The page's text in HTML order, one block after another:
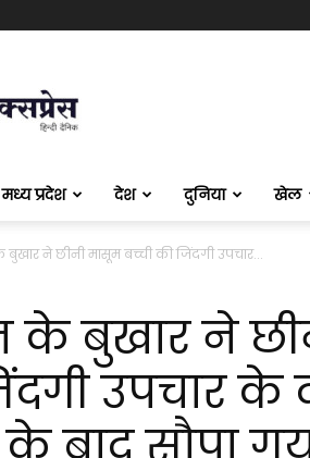
मध्य प्रदेश देश दुनिया खेल
ने छीनी मासूम बच्ची की जिंदगी उपचार...
के बुखार ने
उपचार के